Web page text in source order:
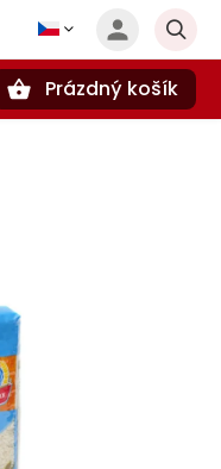
Prázdný košík